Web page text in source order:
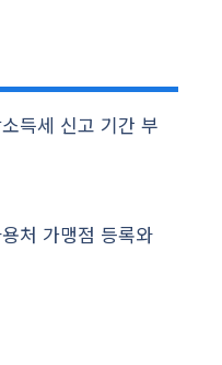
득세 신고 기간 부
처 가맹점 등록와